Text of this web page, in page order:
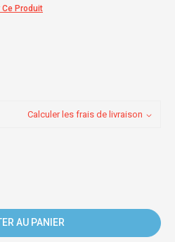
Produit
Calculer les frais de livraison
AU PANIER